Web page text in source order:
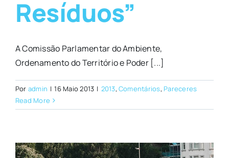
Resíduos”
A Comissão Parlamentar do Ambiente,
Ordenamento do Território e Poder [...]
Por admin | 16 Maio 2013 | 2013,Comentários, Pareceres
Read More